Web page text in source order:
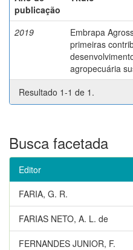
publicação
2019
Embrapa
primeiras
agropecuária
Resultado 1-1 de 1.
Busca facetada
Editor
FARIA, G. R.
FARIAS NETO, A. L. de
FERNANDES JUNIOR, F.